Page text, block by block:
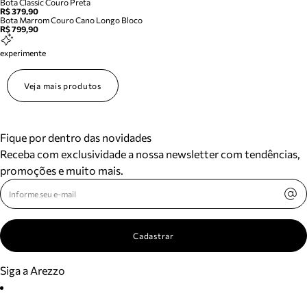
Bota Classic Couro Preta
R$ 379,90
Bota Marrom Couro Cano Longo Bloco
R$ 799,90
experimente
Veja mais produtos
Fique por dentro das novidades
Receba com exclusividade a nossa newsletter com tendências,
promoções e muito mais.
Cadastrar
Siga a Arezzo